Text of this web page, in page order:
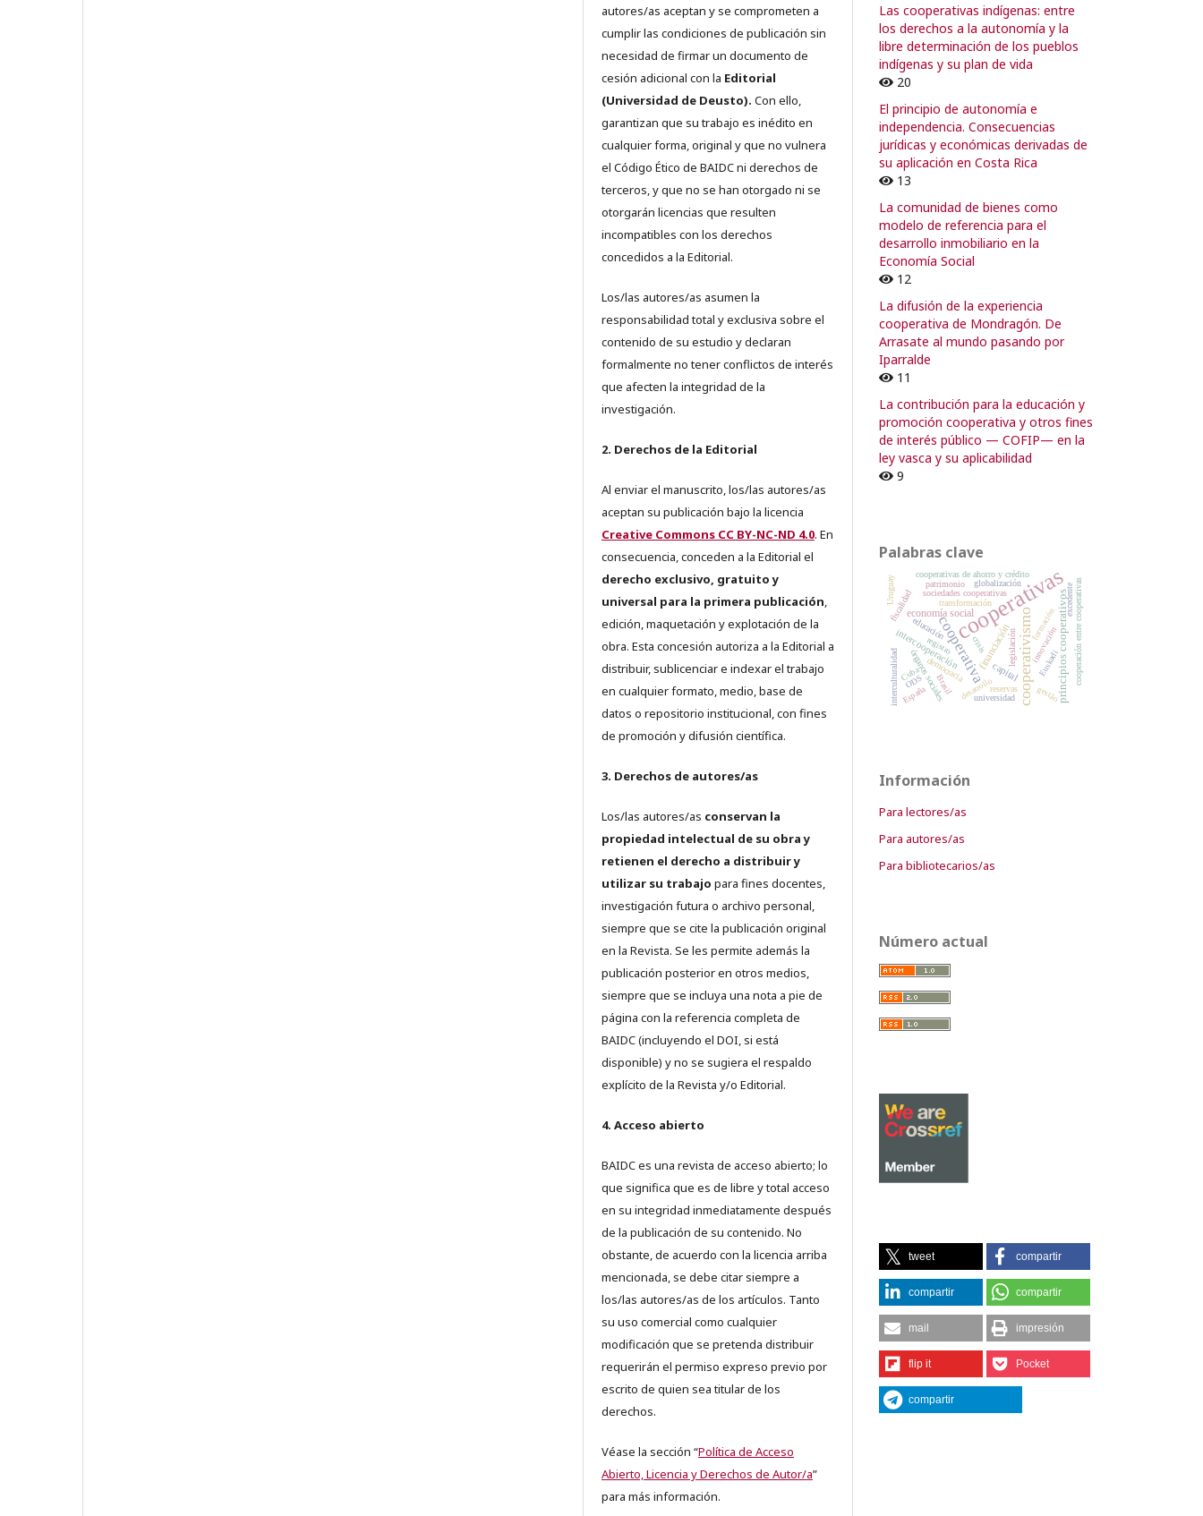
autores/as aceptan y se comprometen a
cumplir las condiciones de publicación sin
necesidad de firmar un documento de
cesión adicional con la Editorial
(Universidad de Deusto). Con ello,
garantizan que su trabajo es inédito en
cualquier forma, original y que no vulnera
el Código Ético de BAIDC ni derechos de
terceros, y que no se han otorgado ni se
otorgarán licencias que resulten
incompatibles con los derechos
concedidos a la Editorial.
Los/las autores/as asumen la
responsabilidad total y exclusiva sobre el
contenido de su estudio y declaran
formalmente no tener conflictos de interés
que afecten la integridad de la
investigación.
2. Derechos de la Editorial
Al enviar el manuscrito, los/las autores/as
aceptan su publicación bajo la licencia
Creative Commons CC BY-NC-ND 4.0. En
consecuencia, conceden a la Editorial el
derecho exclusivo, gratuito y
universal para la primera publicación,
edición, maquetación y explotación de la
obra. Esta concesión autoriza a la Editorial a
distribuir, sublicenciar e indexar el trabajo
en cualquier formato, medio, base de
datos o repositorio institucional, con fines
de promoción y difusión científica.
3. Derechos de autores/as
Los/las autores/as conservan la
propiedad intelectual de su obra y
retienen el derecho a distribuir y
utilizar su trabajo para fines docentes,
investigación futura o archivo personal,
siempre que se cite la publicación original
en la Revista. Se les permite además la
publicación posterior en otros medios,
siempre que se incluya una nota a pie de
página con la referencia completa de
BAIDC (incluyendo el DOI, si está
disponible) y no se sugiera el respaldo
explícito de la Revista y/o Editorial.
4. Acceso abierto
BAIDC es una revista de acceso abierto; lo
que significa que es de libre y total acceso
en su integridad inmediatamente después
de la publicación de su contenido. No
obstante, de acuerdo con la licencia arriba
mencionada, se debe citar siempre a
los/las autores/as de los artículos. Tanto
su uso comercial como cualquier
modificación que se pretenda distribuir
requerirán el permiso expreso previo por
escrito de quien sea titular de los
derechos.
Véase la sección “Política de Acceso
Abierto, Licencia y Derechos de Autor/a”
para más información.
Las cooperativas indígenas: entre
los derechos a la autonomía y la
libre determinación de los pueblos
indígenas y su plan de vida
20
El principio de autonomía e
independencia. Consecuencias
jurídicas y económicas derivadas de
su aplicación en Costa Rica
13
La comunidad de bienes como
modelo de referencia para el
desarrollo inmobiliario en la
Economía Social
12
La difusión de la experiencia
cooperativa de Mondragón. De
Arrasate al mundo pasando por
Iparralde
11
La contribución para la educación y
promoción cooperativa y otros fines
de interés público — COFIP— en la
ley vasca y su aplicabilidad
9
Palabras clave
cooperativas
cooperativismo
cooperativa principios cooperativos
economía social
financiación
capital
intercooperación
fiscalidad transformación
educación
órganos sociales
sociedades cooperativas
democracia
globalización
cooperativas de ahorro y crédito
innovación
desarrollo
universidad
Cuba
legislación
Uruguay
interculturalidad
crisis
España
formación
Euskadi cooperación entre cooperativas
patrimonio
reservas
excedente
registro
Brasil gestão
ODS
Información
Para lectores/as
Para autores/as
Para bibliotecarios/as
Número actual
tweet compartir
compartir compartir
mail impresión
flip it Pocket
compartir